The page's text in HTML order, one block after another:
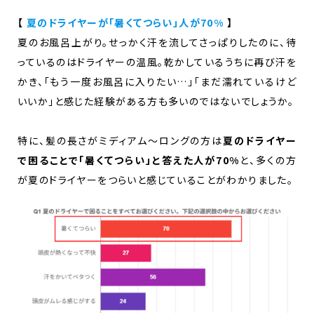
【 夏のドライヤーが「暑くてつらい」人が70% 】
夏のお風呂上がり。せっかく汗を流してさっぱりしたのに、待
っているのはドライヤーの温風。乾かしているうちに再び汗を
かき、「もう一度お風呂に入りたい…」「まだ濡れているけど
いいか」と感じた経験がある方も多いのではないでしょうか。
特に、髪の長さがミディアム～ロングの方は夏のドライヤー
で困ることで「暑くてつらい」と答えた人が70% と、多くの方
が夏のドライヤーをつらいと感じていることがわかりました。